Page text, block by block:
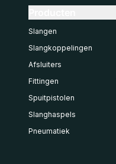
Slangen
Slangkoppelingen
Afsluiters
Fittingen
Spuitpistolen
Slanghaspels
Pneumatiek